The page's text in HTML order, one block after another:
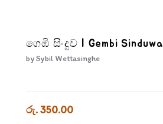
ගෙඹි සිංදුව | Gembi Sinduwa
bySybil Wettasinghe
රු. 350.00